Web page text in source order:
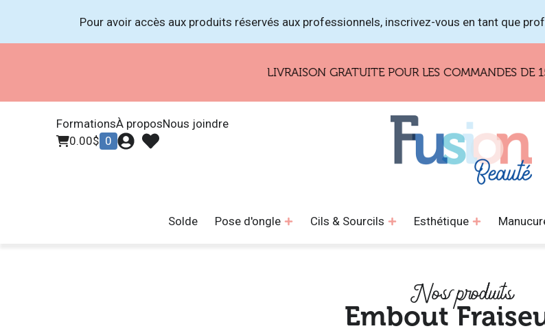
Pour avoir accès aux produits réservés aux professionnels, inscrivez-vous en tant que
LIVRAISON GRATUITE POUR LES COMMANDES DE 150$
FormationsÀ proposNous joindre
0.00$ 0
Solde Pose d'ongle Cils & Sourcils Esthétique
Nos produits
Embout